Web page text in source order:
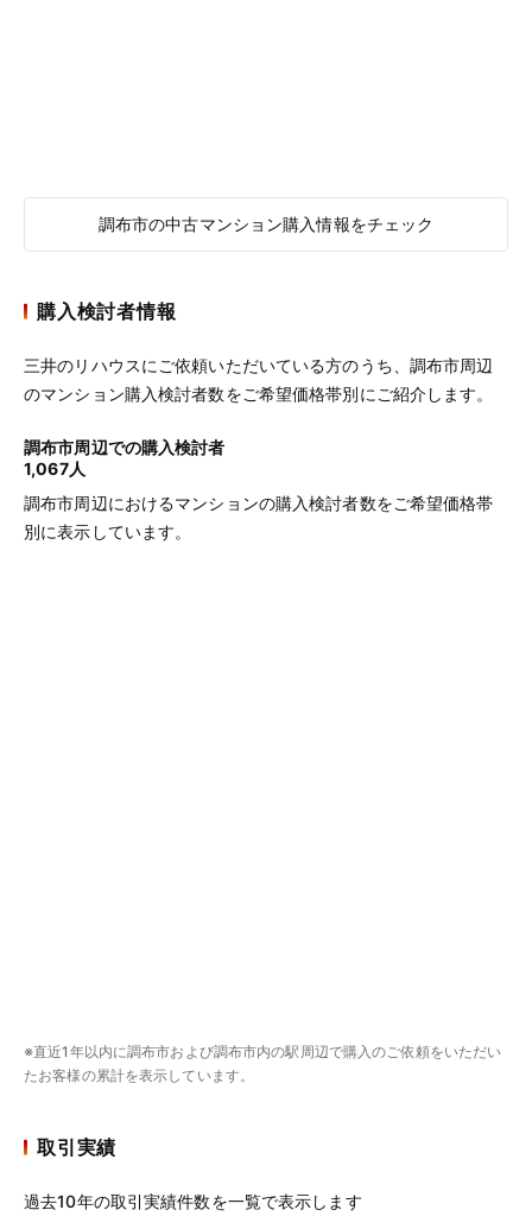
調布市の中古マンション購入情報をチェック
購入検討者情報
三井のリハウスにご依頼いただいている方のうち、調布市周辺
のマンション購入検討者数をご希望価格帯別にご紹介します。
調布市周辺での購入検討者
1,067人
調布市周辺におけるマンションの購入検討者数をご希望価格帯
別に表示しています。
※直近1年以内に調布市および調布市内の駅周辺で購入のご依頼をいただい
たお客様の累計を表示しています。
取引実績
過去10年の取引実績件数を一覧で表示します